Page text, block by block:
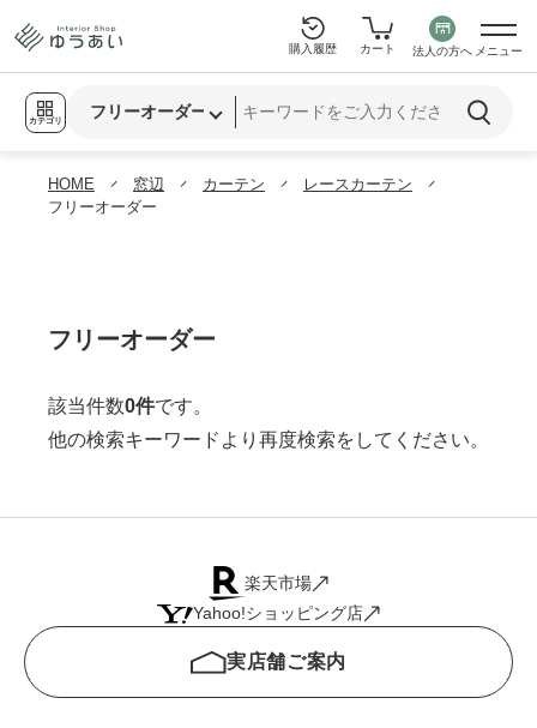
カテゴリ
購入履歴 カート 法人の方へ メニュー
HOME 窓辺 カーテン
レースカーテン
フリーオーダー
フリーオーダー
該当件数0件です。
他の検索キーワードより再度検索をしてください。
楽天市場
Yahoo!ショッピング店
実店舗ご案内